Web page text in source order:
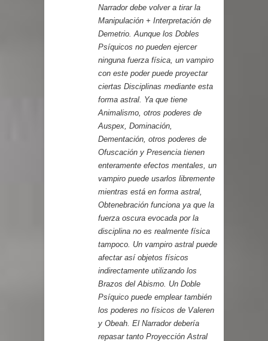
Narrador debe volver a tirar la
Manipulación + Interpretación de
Demetrio. Aunque los Dobles
Psíquicos no pueden ejercer
ninguna fuerza física, un vampiro
con este poder puede proyectar
ciertas Disciplinas mediante esta
forma astral. Ya que tiene
Animalismo, otros poderes de
Auspex, Dominación,
Dementación, otros poderes de
Ofuscación y Presencia tienen
enteramente efectos mentales, un
vampiro puede usarlos libremente
mientras está en forma astral,
Obtenebración funciona ya que la
fuerza oscura evocada por la
disciplina no es realmente física
tampoco. Un vampiro astral puede
afectar así objetos físicos
indirectamente utilizando los
Brazos del Abismo. Un Doble
Psíquico puede emplear también
los poderes no físicos de Valeren
y Obeah. El Narrador debería
repasar tanto Proyección Astral